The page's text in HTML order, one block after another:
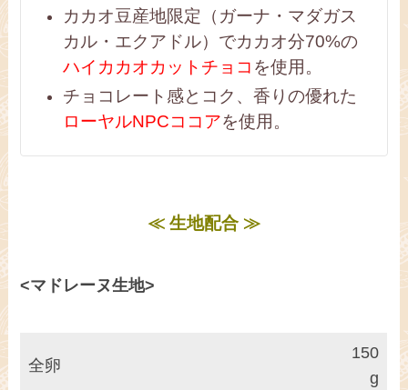
カカオ豆産地限定（ガーナ・マダガス
カル・エクアドル）でカカオ分70%の
ハイカカオカットチョコ を使用。
チョコレート感とコク、香りの優れた
ローヤルNPCココアを使用。
≪ 生地配合 ≫
<マドレーヌ生地>
全卵
150
g